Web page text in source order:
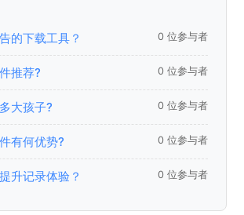
的下载工具？ 0 位参与者
推荐? 0 位参与者
大孩子? 0 位参与者
有何优势? 0 位参与者
升记录体验？ 0 位参与者